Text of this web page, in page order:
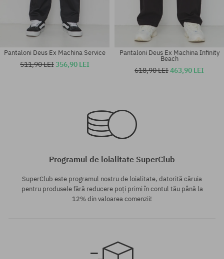
Pantaloni Deus Ex Machina Service
511,90 LEI356,90 LEI
Pantaloni Deus Ex Machina Infinity
Beach
618,90 LEI463,90 LEI
Programul de loialitate SuperClub
SuperClub este programul nostru de loialitate, datorită căruia
pentru produsele fără reducere poți primi în contul tău până la
12% din valoarea comenzii!